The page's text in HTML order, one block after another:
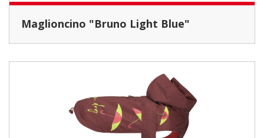
Maglioncino "Bruno Light Blue"